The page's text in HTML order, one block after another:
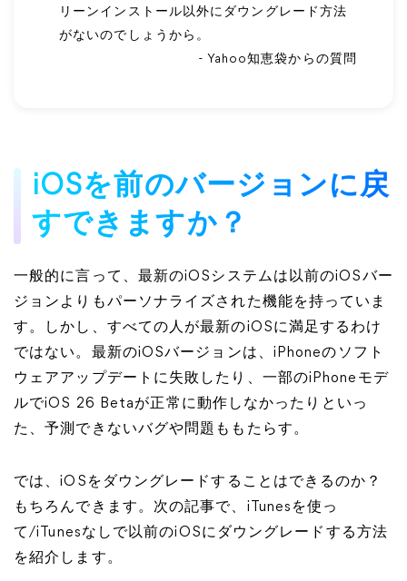
リーンインストール以外にダウングレード方法
がないのでしょうから。
- Yahoo知恵袋からの質問
iOSを前のバージョンに戻
すできますか？
一般的に言って、最新のiOSシステムは以前のiOSバー
ジョンよりもパーソナライズされた機能を持っていま
す。しかし、すべての人が最新のiOSに満足するわけ
ではない。最新のiOSバージョンは、iPhoneのソフト
ウェアアップデートに失敗したり、一部のiPhoneモデ
ルでiOS 26 Betaが正常に動作しなかったりといっ
た、予測できないバグや問題ももたらす。
では、iOSをダウングレードすることはできるのか？
もちろんできます。次の記事で、iTunesを使っ
て/iTunesなしで以前のiOSにダウングレードする方法
を紹介します。